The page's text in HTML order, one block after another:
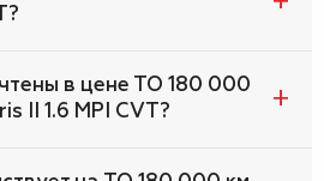
в цене ТО 180 000
II 1.6 MPI CVT?